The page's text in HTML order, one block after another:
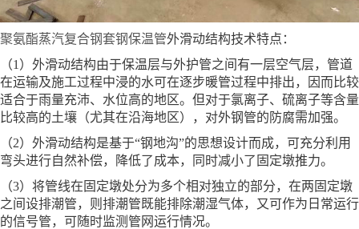
聚氨酯蒸汽复合钢套钢保温管外滑动结构技术特点：
（1）外滑动结构由于保温层与外护管之间有一层空气层，管道
在运输及施工过程中浸的水可在逐步暖管过程中排出，因而比较
适合于雨量充沛、水位高的地区。但对于氯离子、硫离子等含量
比较高的土壤（尤其在沿海地区），对外钢管的防腐需加强。
（2）外滑动结构是基于“钢地沟”的思想设计而成，可充分利用
弯头进行自然补偿，降低了成本，同时减小了固定墩推力。
（3）将管线在固定墩处分为多个相对独立的部分，在两固定墩
之间设排潮管，则排潮管既能排除潮湿气体，又可作为日常运行
的信号管，可随时监测管网运行情况。